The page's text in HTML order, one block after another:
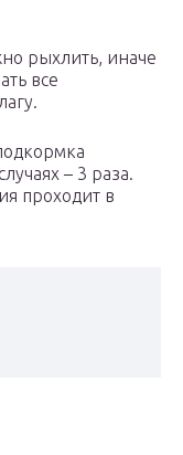
рыхлить, иначе
все
– 3 раза.
проходит в